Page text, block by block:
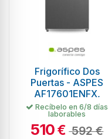
Frigorífico Dos
Puertas - ASPES
AF17601ENFX,
1.70x60.5 cm,
Eficiencia E, Inox
Recíbelo en 6/8 días
laborables
510€ 592 €